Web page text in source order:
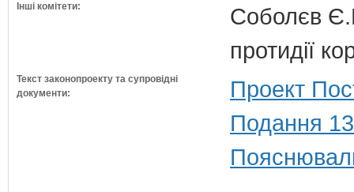
Інші комітети:
Соболєв
протидії
Текст законопроекту та супровідні
документи:
Проект
Подання